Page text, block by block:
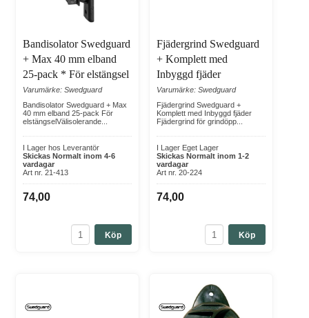
Bandisolator Swedguard
+ Max 40 mm elband
25-pack * För elstängsel
Varumärke: Swedguard
Bandisolator Swedguard + Max
40 mm elband 25-pack För
elstängselVälisolerande...
I Lager hos Leverantör
Skickas Normalt inom 4-6
vardagar
Art nr. 21-413
74,00
Köp
Fjädergrind Swedguard
+ Komplett med
Inbyggd fjäder
Varumärke: Swedguard
Fjädergrind Swedguard +
Komplett med Inbyggd fjäder
Fjädergrind för grindöpp...
I Lager Eget Lager
Skickas Normalt inom 1-2
vardagar
Art nr. 20-224
74,00
Köp